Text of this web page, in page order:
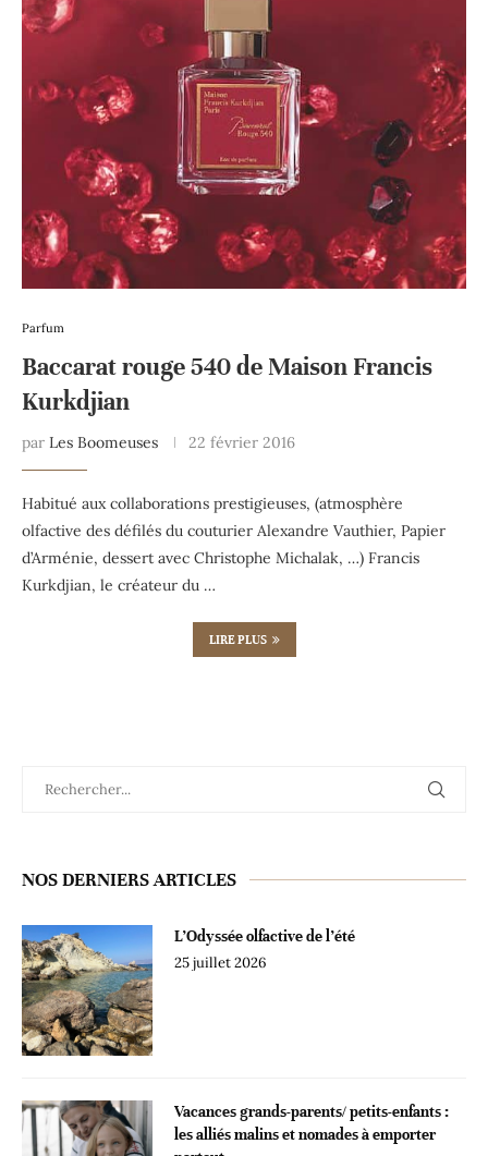
Parfum
Baccarat rouge 540 de Maison Francis
Kurkdjian
par Les Boomeuses 22 février 2016
Habitué aux collaborations prestigieuses, (atmosphère
olfactive des défilés du couturier Alexandre Vauthier, Papier
d’Arménie, dessert avec Christophe Michalak, …) Francis
Kurkdjian, le créateur du …
LIRE PLUS
NOS DERNIERS ARTICLES
L’Odyssée olfactive de l’été
25 juillet 2026
Vacances grands-parents/ petits-enfants :
les alliés malins et nomades à emporter